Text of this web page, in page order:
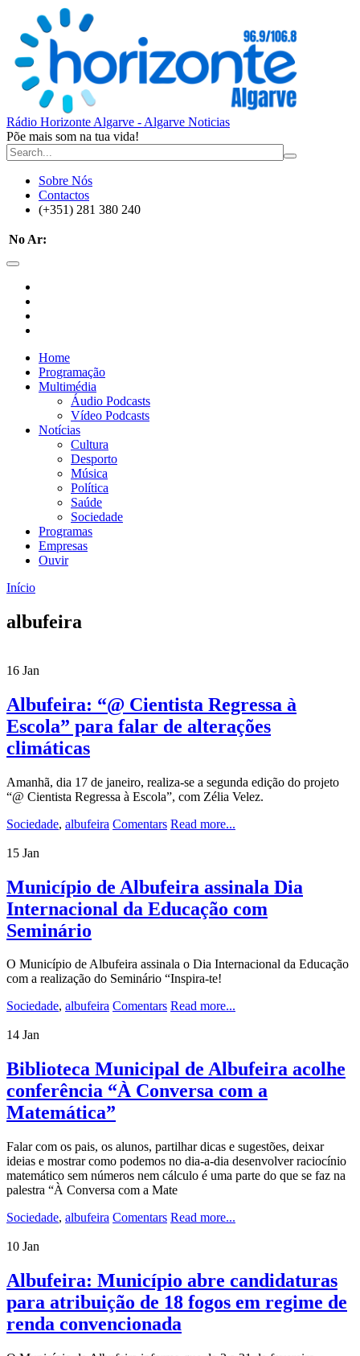
Rádio Horizonte Algarve - Algarve Noticias
Põe mais som na tua vida!
Sobre Nós
Contactos
(+351) 281 380 240
No Ar:
Home
Programação
Multimédia
Áudio Podcasts
Vídeo Podcasts
Notícias
Cultura
Desporto
Música
Política
Saúde
Sociedade
Programas
Empresas
Ouvir
Início
albufeira
16 Jan
Albufeira: “@ Cientista Regressa à
Escola” para falar de alterações
climáticas
Amanhã, dia 17 de janeiro, realiza-se a segunda edição do projeto
“@ Cientista Regressa à Escola”, com Zélia Velez.
Sociedade, albufeira Comentars Read more...
15 Jan
Município de Albufeira assinala Dia
Internacional da Educação com
Seminário
O Município de Albufeira assinala o Dia Internacional da Educação
com a realização do Seminário “Inspira-te!
Sociedade, albufeira Comentars Read more...
14 Jan
Biblioteca Municipal de Albufeira acolhe
conferência “À Conversa com a
Matemática”
Falar com os pais, os alunos, partilhar dicas e sugestões, deixar
ideias e mostrar como podemos no dia-a-dia desenvolver raciocínio
matemático sem números nem cálculo é uma parte do que se faz na
palestra “À Conversa com a Mate
Sociedade, albufeira Comentars Read more...
10 Jan
Albufeira: Município abre candidaturas
para atribuição de 18 fogos em regime de
renda convencionada